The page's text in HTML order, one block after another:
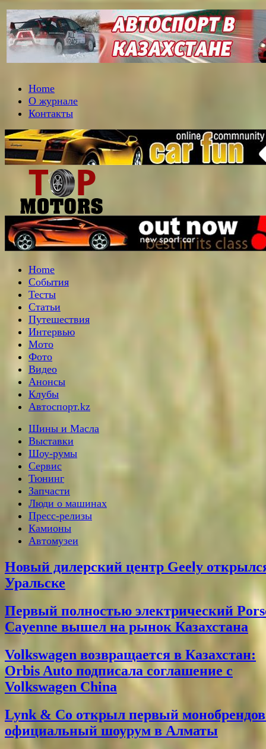
Home
О журнале
Контакты
Home
События
Тесты
Статьи
Путешествия
Интервью
Мото
Фото
Видео
Анонсы
Клубы
Автоспорт.kz
Шины и Масла
Выставки
Шоу-румы
Сервис
Тюнинг
Запчасти
Люди о машинах
Пресс-релизы
Камионы
Автомузеи
Новый дилерский центр Geely
Уральске
Первый полностью электрический
Cayenne вышел на рынок Казахстана
Volkswagen возвращается в Казахстан:
Orbis Auto подписала соглашение с
Volkswagen China
Lynk & Co открыл первый
официальный шоурум в Алматы